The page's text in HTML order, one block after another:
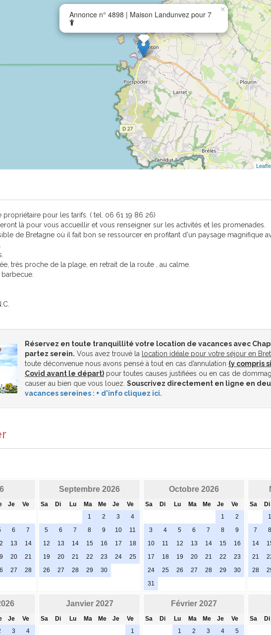
Annonce n° 4898 | Maison Landunvez pour 7
×
propriétaire pour les tarifs. ( tel. 06 61 19 86 26)
là pour vous accueillir et vous renseigner sur les activités et les promenades.
de Bretagne où il fait bon se ressourcer en profitant d'un paysage magnifique
très proche de la plage, en retrait de la route , au calme.
Réservez en toute tranquillité votre location de vacances avec
partez serein. Vous avez trouvé la location idéale pour votre séjour en
toute déconvenue nous avons pensé à tout en cas d’annulation (y compris
Covid avant le départ) pour toutes causes justifiées ou en cas de
causer au bien que vous louez. Souscrivez directement en ligne en
vacances sereines : + d'info cliquez ici.
Je Ve
6
7
13
14
20
21
27
28
Septembre 2026
Sa Di Lu Ma Me Je
Ve
1
2 3
4
5
6 7 8 9 10
11
12
13 14 15 16 17
18
19
20 21 22 23 24
25
26
27 28 29 30
Octobre 2026
Sa Di Lu Ma Me Je
Ve
1
2
3
4 5 6 7 8
9
10
11 12 13 14 15
16
17
18 19 20 21 22
23
24
25 26 27 28 29
30
31
Sa Di
1
7
8
14
21
28
Je
Ve
3
4
Janvier 2027
Sa Di Lu Ma Me Je
Ve
1
Février 2027
Sa Di Lu Ma Me Je
Ve
1
2 3 4
5
Sa Di